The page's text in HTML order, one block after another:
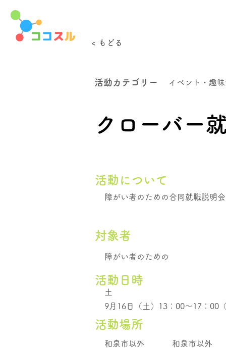
< もどる
活動カテゴリー イベント・趣
クローバー
活動について
障がい者のための合同就職説
​対象者
障がい者のための
活動日時
土
9月16日（土）13：00～17：00
活動場所
和泉市以外
和泉市以外